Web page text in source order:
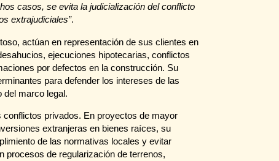
casos, se evita la judicialización del conflicto
extrajudiciales”.
actúan en representación de sus clientes en
ejecuciones hipotecarias, conflictos
por defectos en la construcción. Su
para defender los intereses de las
del marco legal.
privados. En proyectos de mayor
extranjeras en bienes raíces, su
de las normativas locales y evitar
procesos de regularización de terrenos,